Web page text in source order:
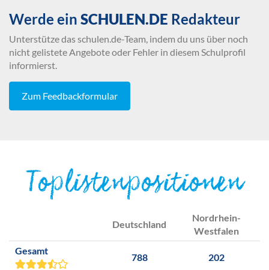
Werde ein SCHULEN.DE Redakteur
Unterstütze das schulen.de-Team, indem du uns über noch
nicht gelistete Angebote oder Fehler in diesem Schulprofil
informierst.
Zum Feedbackformular
Toplistenpositionen
Deutschland
Nordrhein-
Westfalen
Gesamt
788 202